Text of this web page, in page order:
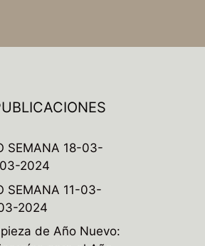
SEMANA 18-03-
2024
SEMANA 11-03-
2024
de Año Nuevo: